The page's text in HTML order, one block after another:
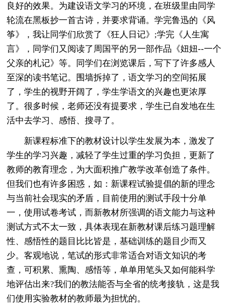
良好的效果。为建设语文学习的环境，在班级里由同学
轮流在黑板抄一首古诗，并要求背诵。学完鲁迅的《风
筝》，我让同学们欣赏了《狂人日记》;学完《人生寓
言》，同学们又阅读了周国平的另一部作品《妞妞--一个
父亲的札记》等。同学们在浏览课后，写下了许多感人
至深的读书笔记。围墙拆掉了，语文学习的空间拓展
了，学生的视野开阔了，学生学语文的兴趣也更浓厚
了。很多时候，老师还没有提要求，学生已自发地在生
活中去学习、感悟、搜寻了。
新课程标准下的教材设计以学生发展为本，激发了
学生的学习兴趣，减轻了学生过重的学习负担，更新了
教师的教育理念，为大面积推广教学改革创造了条件。
但我们也有许多困惑，如：新课程试验提倡的新的理念
与当前社会现实的矛盾，目前使用的测试手段十分单
一，使用试卷考试，而新教材所强调的语文能力与这种
测试方式不太一致，具体表现在新教材课后练习题理解
性、感悟性的题目比比皆是，基础训练的题目少而又
少。客观地说，笔试的形式非常适合对语文知识的考
查，可积累、熏陶、感悟等，单单用笔头又如何能科学
地评估出来?我们的教法能否与全省的统考接轨，这是我
们使用实验教材的教师最为担忧的。